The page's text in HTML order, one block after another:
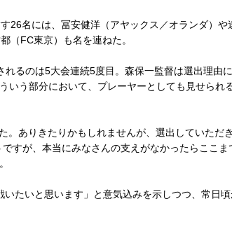
名には、冨安健洋（アヤックス／オランダ）や
（FC東京）も名を連ねた。
るのは5大会連続5度目。森保一監督は選出理由
う部分において、プレーヤーとしても見せられ
ありきたりかもしれませんが、選出していただ
すが、本当にみなさんの支えがなかったらここ
たいと思います」と意気込みを示しつつ、常日